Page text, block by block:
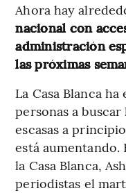
Ahora hay
nacional con
administración
las próximas
La Casa Blanca
personas a
escasas a
está aumentando.
la Casa Blanca,
periodistas el